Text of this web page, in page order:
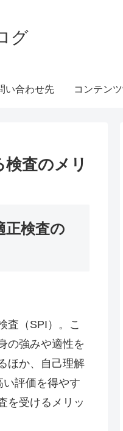
グ
い合わせ先 コンテン
査のメリ
正検査の
査（SPI）。こ
の強みや適性を
ほか、自己理解
評価を得やす
を受けるメリッ